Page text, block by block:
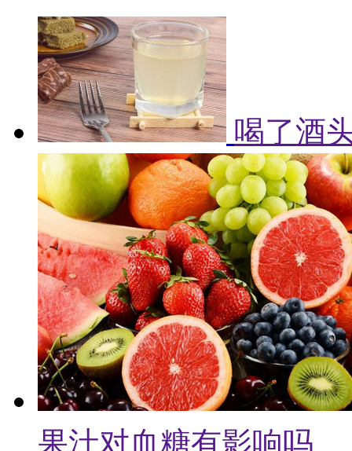
喝了酒
果汁对血糖有影响吗